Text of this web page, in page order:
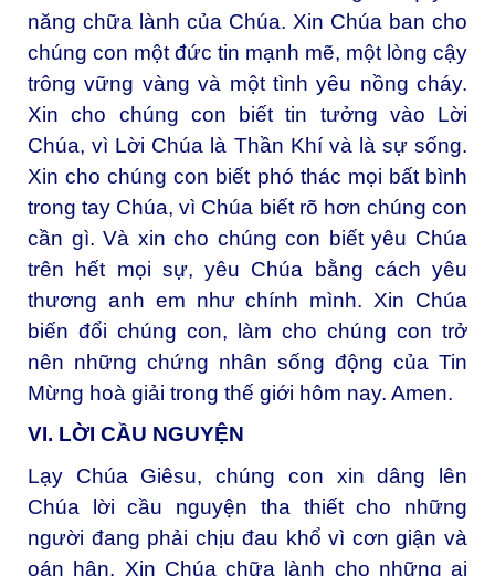
năng chữa lành của Chúa. Xin Chúa ban cho
chúng con một đức tin mạnh mẽ, một lòng cậy
trông vững vàng và một tình yêu nồng cháy.
Xin cho chúng con biết tin tưởng vào Lời
Chúa, vì Lời Chúa là Thần Khí và là sự sống.
Xin cho chúng con biết phó thác mọi bất bình
trong tay Chúa, vì Chúa biết rõ hơn chúng con
cần gì. Và xin cho chúng con biết yêu Chúa
trên hết mọi sự, yêu Chúa bằng cách yêu
thương anh em như chính mình. Xin Chúa
biến đổi chúng con, làm cho chúng con trở
nên những chứng nhân sống động của Tin
Mừng hoà giải trong thế giới hôm nay. Amen.
VI. LỜI CẦU NGUYỆN
Lạy Chúa Giêsu, chúng con xin dâng lên
Chúa lời cầu nguyện tha thiết cho những
người đang phải chịu đau khổ vì cơn giận và
oán hận. Xin Chúa chữa lành cho những ai